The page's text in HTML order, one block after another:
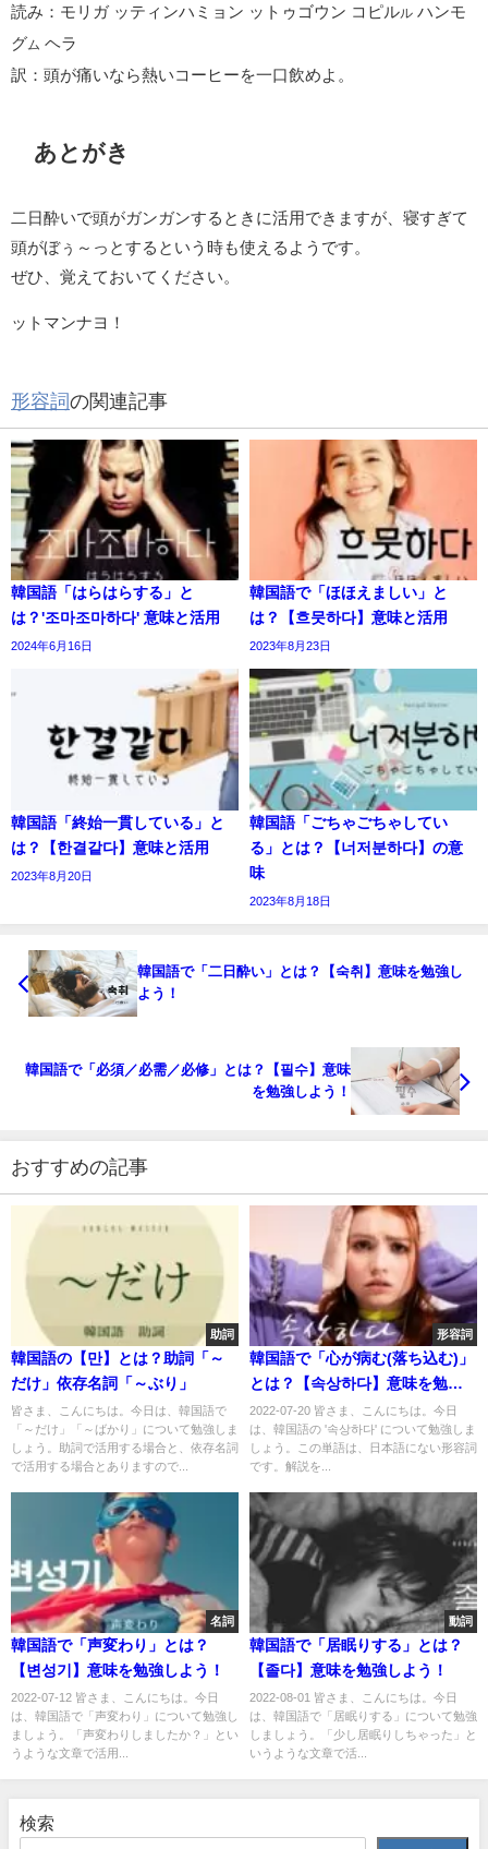
読み：モリガ ッティンハミョン ットゥゴウン コピルル ハンモ
グム ヘラ
訳：頭が痛いなら熱いコーヒーを一口飲めよ。
あとがき
二日酔いで頭がガンガンするときに活用できますが、寝すぎて
頭がぼぅ～っとするという時も使えるようです。
ぜひ、覚えておいてください。
ットマンナヨ！
形容詞の関連記事
韓国語「はらはらする」と
は？'조마조마하다' 意味と活用
2024年6月16日
韓国語で「ほほえましい」と
は？【흐뭇하다】意味と活用
2023年8月23日
韓国語「終始一貫している」と
は？【한결같다】意味と活用
2023年8月20日
韓国語「ごちゃごちゃしてい
る」とは？【너저분하다】の意
味
2023年8月18日
韓国語で「二日酔い」とは？【숙취】意味を勉強し
よう！
韓国語で「必須／必需／必修」とは？【필수】意味
を勉強しよう！
おすすめの記事
助詞
韓国語の【만】とは？助詞「～
だけ」依存名詞「～ぶり」
皆さま、こんにちは。今日は、韓国語で
「～だけ」「～ばかり」について勉強しま
しょう。助詞で活用する場合と、依存名詞
で活用する場合とありますので...
形容詞
韓国語で「心が病む(落ち込む)」
とは？【속상하다】意味を勉強
しよう！
2022-07-20 皆さま、こんにちは。今日
は、韓国語の '속상하다' について勉強しま
しょう。この単語は、日本語にない形容詞
です。解説を...
名詞
韓国語で「声変わり」とは？
【변성기】意味を勉強しよう！
2022-07-12 皆さま、こんにちは。今日
は、韓国語で「声変わり」について勉強し
ましょう。「声変わりしましたか？」とい
うような文章で活用...
動詞
韓国語で「居眠りする」とは？
【졸다】意味を勉強しよう！
2022-08-01 皆さま、こんにちは。今日
は、韓国語で「居眠りする」について勉強
しましょう。「少し居眠りしちゃった」と
いうような文章で活...
検索